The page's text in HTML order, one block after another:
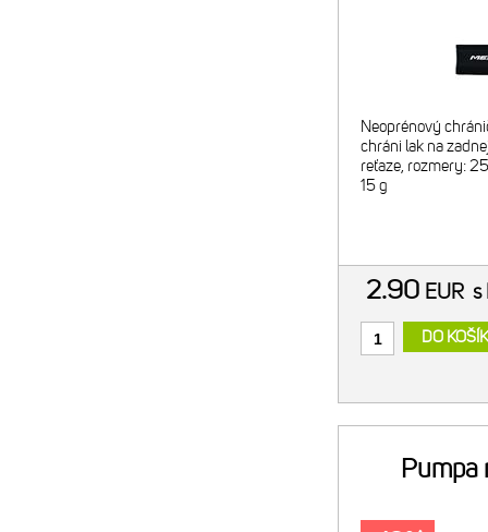
Neoprénový
chráni lak na
reťaze, rozmery:
15 g
2.90 EUR s
DO
Pumpa